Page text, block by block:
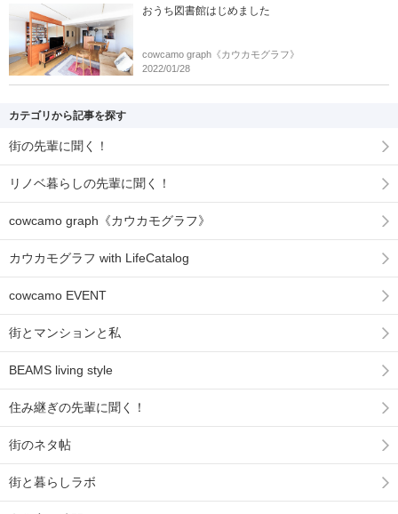
おうち図書館はじめました
cowcamo graph《カウカモグラフ》
2022/01/28
カテゴリから記事を探す
街の先輩に聞く！
リノベ暮らしの先輩に聞く！
cowcamo graph《カウカモグラフ》
カウカモグラフ with LifeCatalog
cowcamo EVENT
街とマンションと私
BEAMS living style
住み継ぎの先輩に聞く！
街のネタ帖
街と暮らしラボ